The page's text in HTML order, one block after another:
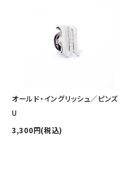
カフス相談室
オールド・イングリッシュ／ピンズ
U
3,300円(税込)